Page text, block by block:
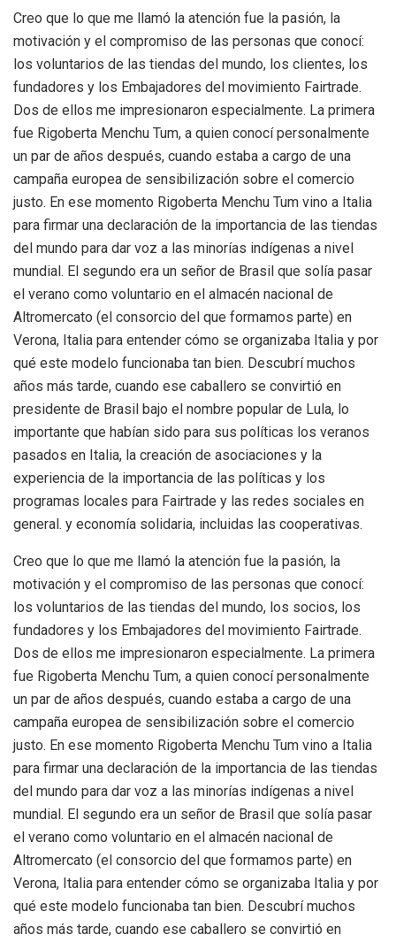
Creo que lo que me llamó la atención fue la pasión, la
motivación y el compromiso de las personas que conocí:
los voluntarios de las tiendas del mundo, los clientes, los
fundadores y los Embajadores del movimiento Fairtrade.
Dos de ellos me impresionaron especialmente. La primera
fue Rigoberta Menchu ​​Tum, a quien conocí personalmente
un par de años después, cuando estaba a cargo de una
campaña europea de sensibilización sobre el comercio
justo. En ese momento Rigoberta Menchu ​​Tum vino a Italia
para firmar una declaración de la importancia de las tiendas
del mundo para dar voz a las minorías indígenas a nivel
mundial. El segundo era un señor de Brasil que solía pasar
el verano como voluntario en el almacén nacional de
Altromercato (el consorcio del que formamos parte) en
Verona, Italia para entender cómo se organizaba Italia y por
qué este modelo funcionaba tan bien. Descubrí muchos
años más tarde, cuando ese caballero se convirtió en
presidente de Brasil bajo el nombre popular de Lula, lo
importante que habían sido para sus políticas los veranos
pasados ​​en Italia, la creación de asociaciones y la
experiencia de la importancia de las políticas y los
programas locales para Fairtrade y las redes sociales en
general. y economía solidaria, incluidas las cooperativas.
Creo que lo que me llamó la atención fue la pasión, la
motivación y el compromiso de las personas que conocí:
los voluntarios de las tiendas del mundo, los socios, los
fundadores y los Embajadores del movimiento Fairtrade.
Dos de ellos me impresionaron especialmente. La primera
fue Rigoberta Menchu ​​Tum, a quien conocí personalmente
un par de años después, cuando estaba a cargo de una
campaña europea de sensibilización sobre el comercio
justo. En ese momento Rigoberta Menchu ​​Tum vino a Italia
para firmar una declaración de la importancia de las tiendas
del mundo para dar voz a las minorías indígenas a nivel
mundial. El segundo era un señor de Brasil que solía pasar
el verano como voluntario en el almacén nacional de
Altromercato (el consorcio del que formamos parte) en
Verona, Italia para entender cómo se organizaba Italia y por
qué este modelo funcionaba tan bien. Descubrí muchos
años más tarde, cuando ese caballero se convirtió en